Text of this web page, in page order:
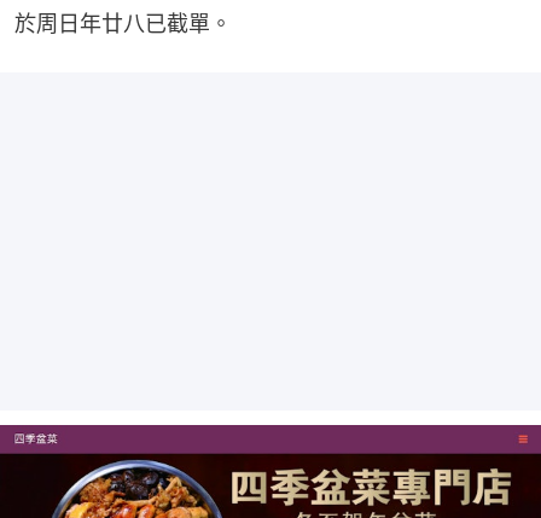
於周日年廿八已截單。